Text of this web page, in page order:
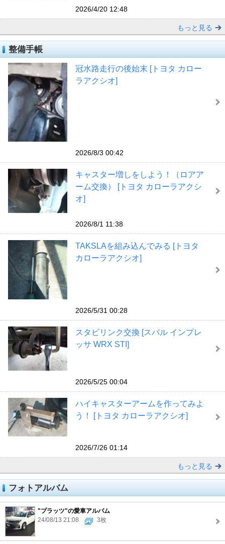
2026/4/20 12:48
もっと見る
整備手帳
冠水路走行の後始末 [トヨタ カロー
ラアクシオ]
2026/8/3 00:42
キャスター増しをしよう！（ロアア
ーム交換） [トヨタ カローラアクシ
オ]
2026/8/1 11:38
TAKSLAを組み込んでみる [トヨタ
カローラアクシオ]
2026/5/31 00:28
スタビリンク交換 [スバル インプレ
ッサ WRX STI]
2026/5/25 00:04
ハイキャスターアームを作ってみよ
う！ [トヨタ カローラアクシオ]
2026/7/26 01:14
もっと見る
フォトアルバム
"プラッツ"の愛車アルバム
24/08/13 21:08
3枚